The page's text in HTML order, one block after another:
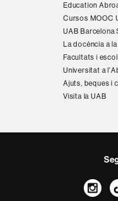
Education
Cursos MOOC
UAB Barcelona
La docència a
Facultats i
Universitat a
Ajuts, beques i
Visita la UAB